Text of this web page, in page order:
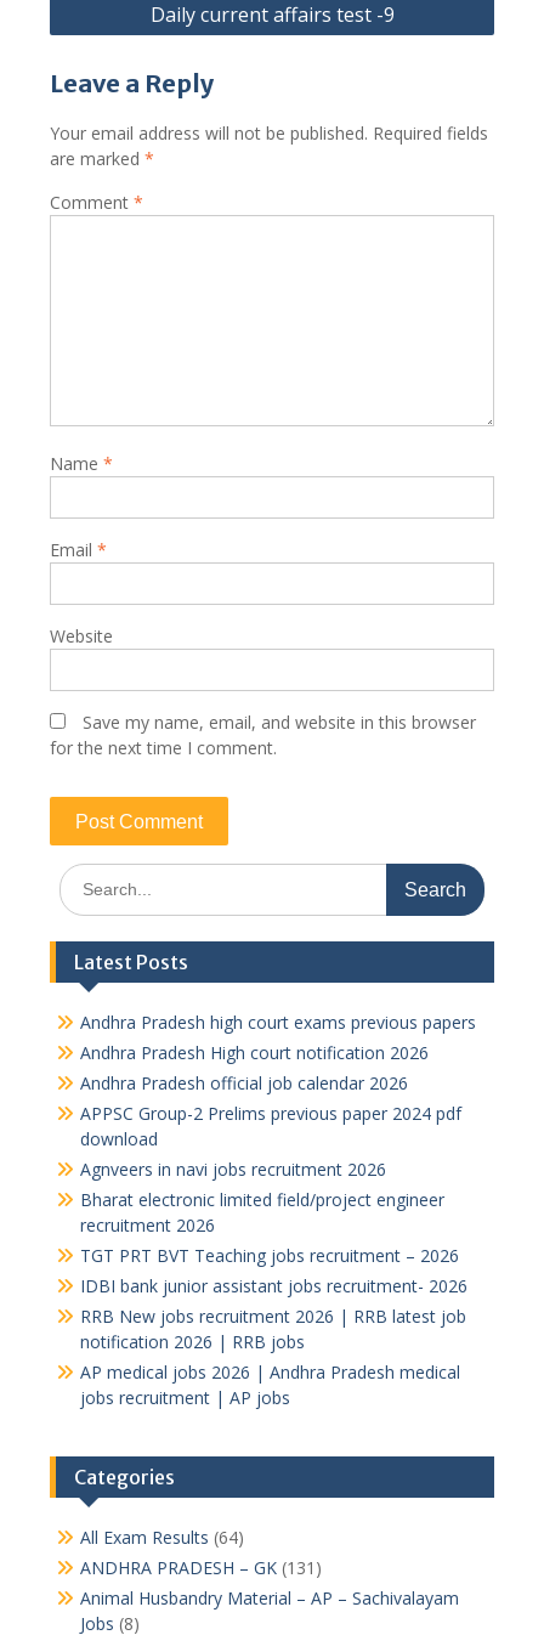
Daily current affairs test -9
Leave a Reply
Your email address will not be published. Required fields
are marked *
Comment *
Name *
Email *
Website
Save my name, email, and website in this browser
for the next time I comment.
Search
for:
Latest Posts
Andhra Pradesh high court exams previous papers
Andhra Pradesh High court notification 2026
Andhra Pradesh official job calendar 2026
APPSC Group-2 Prelims previous paper 2024 pdf
download
Agnveers in navi jobs recruitment 2026
Bharat electronic limited field/project engineer
recruitment 2026
TGT PRT BVT Teaching jobs recruitment – 2026
IDBI bank junior assistant jobs recruitment- 2026
RRB New jobs recruitment 2026 | RRB latest job
notification 2026 | RRB jobs
AP medical jobs 2026 | Andhra Pradesh medical
jobs recruitment | AP jobs
Categories
All Exam Results (64)
ANDHRA PRADESH – GK(131)
Animal Husbandry Material – AP – Sachivalayam
Jobs (8)